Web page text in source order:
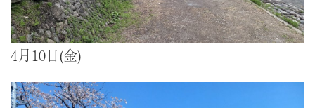
4月10日(金)